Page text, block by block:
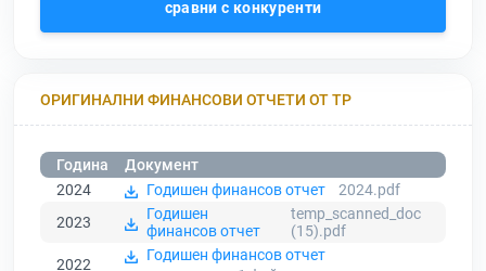
сравни с конкуренти
ОРИГИНАЛНИ ФИНАНСОВИ ОТЧЕТИ ОТ ТР
Година
Документ
2024
Годишен финансов отчет
2024.pdf
2023
Годишен
финансов отчет
temp_scanned_doc
(15).pdf
2022
Годишен финансов отчет